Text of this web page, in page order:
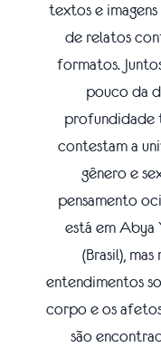
textos e
de relatos
formatos.
pouco da
profundidade
contestam a
gênero e
pensamento
está em Abya
(Brasil), mas
entendimentos
corpo e os
são